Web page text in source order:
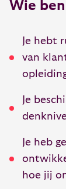
Wie
Je hebt
van
Je
Je heb
hoe jij